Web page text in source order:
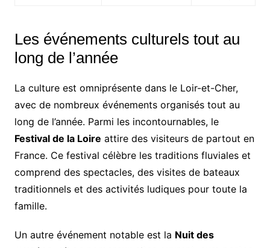
Les événements culturels tout au
long de l’année
La culture est omniprésente dans le Loir-et-Cher,
avec de nombreux événements organisés tout au
long de l’année. Parmi les incontournables, le
Festival de la Loire attire des visiteurs de partout en
France. Ce festival célèbre les traditions fluviales et
comprend des spectacles, des visites de bateaux
traditionnels et des activités ludiques pour toute la
famille.
Un autre événement notable est la Nuit des